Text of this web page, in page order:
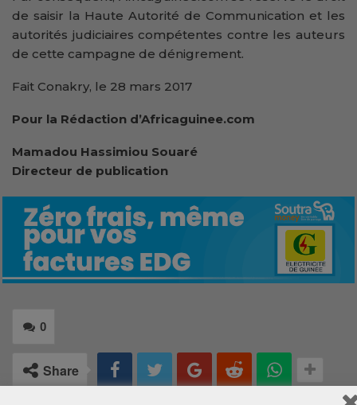
de saisir la Haute Autorité de Communication et les
autorités judiciaires compétentes contre les auteurs
de cette campagne de dénigrement.
Fait Conakry, le 28 mars 2017
Pour la Rédaction d’Africaguinee.com
Mamadou Hassimiou Souaré
Directeur de publication
0
Share